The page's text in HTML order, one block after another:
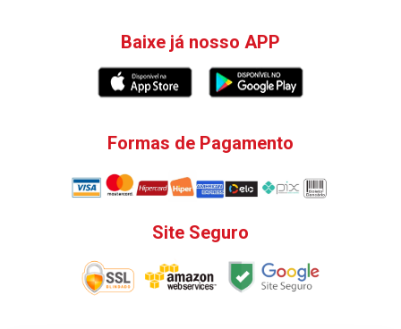
Baixe já nosso APP
Formas de Pagamento
Site Seguro